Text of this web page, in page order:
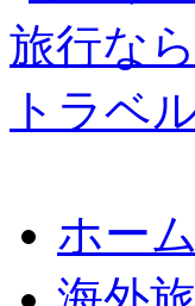
ホーム